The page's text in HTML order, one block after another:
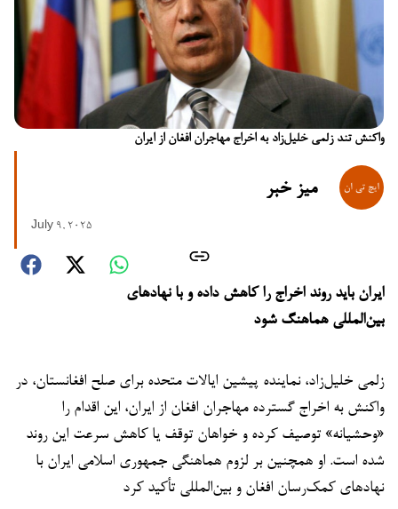
واکنش تند زلمی خلیل‌زاد به اخراج مهاجران افغان از ایران
میز خبر
July 9, 2025
ایران باید روند اخراج را کاهش داده و با نهادهای
بین‌المللی هماهنگ شود
زلمی خلیل‌زاد، نماینده پیشین ایالات متحده برای صلح افغانستان، در
واکنش به اخراج گسترده مهاجران افغان از ایران، این اقدام را
«وحشیانه» توصیف کرده و خواهان توقف یا کاهش سرعت این روند
شده است. او همچنین بر لزوم هماهنگی جمهوری اسلامی ایران با
نهادهای کمک‌رسان افغان و بین‌المللی تأکید کرد